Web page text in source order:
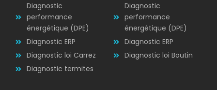
Diagnostic
performance
énergétique (DPE)
Diagnostic ERP
Diagnostic loi Carrez
Diagnostic termites
Diagnostic
performance
énergétique (DPE)
Diagnostic ERP
Diagnostic loi Boutin